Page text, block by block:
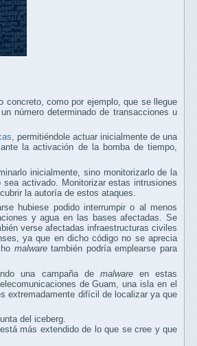
concreto, como por ejemplo, que se llegue
número determinado de transacciones u
, permitiéndole actuar inicialmente de una
la activación de la bomba de tiempo,
inicialmente, sino monitorizarlo de la
activado. Monitorizar estas intrusiones
la autoría de estos ataques.
hubiese podido interrumpir o al menos
y agua en las bases afectadas. Se
verse afectadas infraestructuras civiles
ya que en dicho código no se aprecia
malwaretambién podría emplearse para
una campaña de malwareen estas
de Guam, una isla en el
extremadamente difícil de localizar ya que
del iceberg.
más extendido de lo que se cree y que